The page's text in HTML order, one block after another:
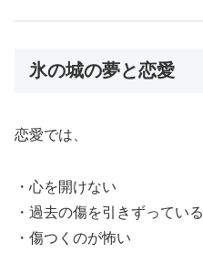
氷の城の夢と恋愛
恋愛では、
・心を開けない
・過去の傷を引きずっている
・傷つくのが怖い